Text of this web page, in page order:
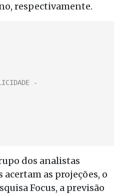
respectivamente.
dos analistas
as projeções, o
Focus, a previsão